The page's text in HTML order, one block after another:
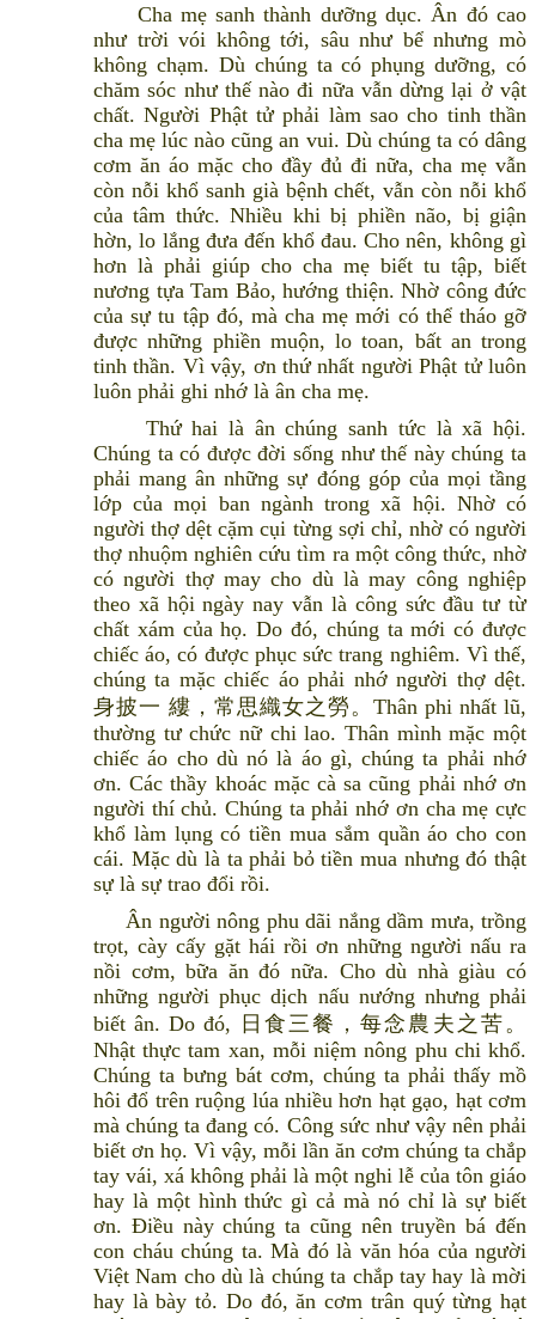
Cha mẹ sanh thành dưỡng dục. Ân đó cao
như trời vói không tới, sâu như bể nhưng mò
không chạm. Dù chúng ta có phụng dưỡng, có
chăm sóc như thế nào đi nữa vẫn dừng lại ở vật
chất. Người Phật tử phải làm sao cho tinh thần
cha mẹ lúc nào cũng an vui. Dù chúng ta có dâng
cơm ăn áo mặc cho đầy đủ đi nữa, cha mẹ vẫn
còn nỗi khổ sanh già bệnh chết, vẫn còn nỗi khổ
của tâm thức. Nhiều khi bị phiền não, bị giận
hờn, lo lắng đưa đến khổ đau. Cho nên, không gì
hơn là phải giúp cho cha mẹ biết tu tập, biết
nương tựa Tam Bảo, hướng thiện. Nhờ công đức
của sự tu tập đó, mà cha mẹ mới có thể tháo gỡ
được những phiền muộn, lo toan, bất an trong
tinh thần. Vì vậy, ơn thứ nhất người Phật tử luôn
luôn phải ghi nhớ là ân cha mẹ.
Thứ hai là ân chúng sanh tức là xã hội.
Chúng ta có được đời sống như thế này chúng ta
phải mang ân những sự đóng góp của mọi tầng
lớp của mọi ban ngành trong xã hội. Nhờ có
người thợ dệt cặm cụi từng sợi chỉ, nhờ có người
thợ nhuộm nghiên cứu tìm ra một công thức, nhờ
có người thợ may cho dù là may công nghiệp
theo xã hội ngày nay vẫn là công sức đầu tư từ
chất xám của họ. Do đó, chúng ta mới có được
chiếc áo, có được phục sức trang nghiêm. Vì thế,
chúng ta mặc chiếc áo phải nhớ người thợ dệt.
身披一 縷，常思織女之勞。Thân phi nhất lũ,
thường tư chức nữ chi lao. Thân mình mặc một
chiếc áo cho dù nó là áo gì, chúng ta phải nhớ
ơn. Các thầy khoác mặc cà sa cũng phải nhớ ơn
người thí chủ. Chúng ta phải nhớ ơn cha mẹ cực
khổ làm lụng có tiền mua sắm quần áo cho con
cái. Mặc dù là ta phải bỏ tiền mua nhưng đó thật
sự là sự trao đổi rồi.
Ân người nông phu dãi nắng dầm mưa, trồng
trọt, cày cấy gặt hái rồi ơn những người nấu ra
nồi cơm, bữa ăn đó nữa. Cho dù nhà giàu có
những người phục dịch nấu nướng nhưng phải
biết ân. Do đó, 日食三餐，每念農夫之苦。
Nhật thực tam xan, mỗi niệm nông phu chi khổ.
Chúng ta bưng bát cơm, chúng ta phải thấy mồ
hôi đổ trên ruộng lúa nhiều hơn hạt gạo, hạt cơm
mà chúng ta đang có. Công sức như vậy nên phải
biết ơn họ. Vì vậy, mỗi lần ăn cơm chúng ta chắp
tay vái, xá không phải là một nghi lễ của tôn giáo
hay là một hình thức gì cả mà nó chỉ là sự biết
ơn. Điều này chúng ta cũng nên truyền bá đến
con cháu chúng ta. Mà đó là văn hóa của người
Việt Nam cho dù là chúng ta chắp tay hay là mời
hay là bày tỏ. Do đó, ăn cơm trân quý từng hạt